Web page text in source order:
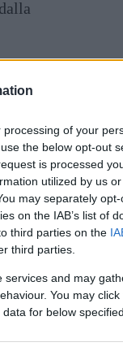
of your
the below opt-out
is processed
utilized by us
may separately
on the IAB’s list of
third parties on the
third parties.
services and may
You may
for below
festa
con una
il
civile,